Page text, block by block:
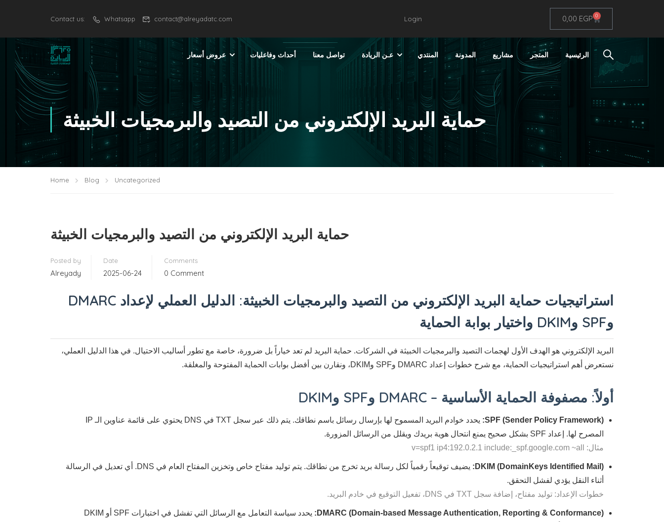
Contact us: Whatsapp contact@alreyadatc.com Login 0,00 EGP 0
عروض أسعار أحداث وفاعليات تواصل معنا عـن الريادة المنتدي المدونة مشاريع المتجر الرئيسية
حماية البريد الإلكتروني من التصيد والبرمجيات الخبيثة
Home Blog Uncategorized
حماية البريد الإلكتروني من التصيد والبرمجيات الخبيثة
Posted by
Alreyady
Date
2025-06-24
Comments
0 Comment
استراتيجيات حماية البريد الإلكتروني من التصيد والبرمجيات الخبيثة: الدليل العملي لإعداد DMARC
وSPF وDKIM واختيار بوابة الحماية
البريد الإلكتروني هو الهدف الأول لهجمات التصيد والبرمجيات الخبيثة في الشركات. حماية البريد لم تعد خياراً بل ضرورة، خاصة مع تطور أساليب الاحتيال. في هذا الدليل العملي،
نستعرض أهم استراتيجيات الحماية، مع شرح خطوات إعداد DMARC وSPF وDKIM، ونقارن بين أفضل بوابات الحماية المفتوحة والمغلقة.
أولاً: مصفوفة الحماية الأساسية – DMARC وSPF وDKIM
SPF (Sender Policy Framework):
يحدد خوادم البريد المسموح لها بإرسال رسائل باسم نطاقك. يتم ذلك عبر سجل TXT في DNS يحتوي على قائمة عناوين الـ IP
المصرح لها. إعداد SPF بشكل صحيح يمنع انتحال هوية بريدك ويقلل من الرسائل المزورة.
مثال: v=spf1 ip4:192.0.2.1 include:_spf.google.com ~all
DKIM (DomainKeys Identified Mail):
يضيف توقيعاً رقمياً لكل رسالة بريد تخرج من نطاقك. يتم توليد مفتاح خاص وتخزين المفتاح العام في DNS. أي تعديل في الرسالة
أثناء النقل يؤدي لفشل التحقق.
خطوات الإعداد: توليد مفتاح، إضافة سجل TXT في DNS، تفعيل التوقيع في خادم البريد.
DMARC (Domain-based Message Authentication, Reporting & Conformance):
يحدد سياسة التعامل مع الرسائل التي تفشل في اختبارات SPF أو DKIM